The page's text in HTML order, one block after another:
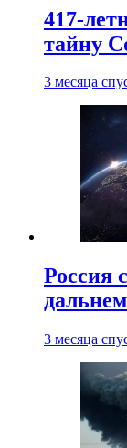
417-
тайну
3 месяца
Россия
3 месяца